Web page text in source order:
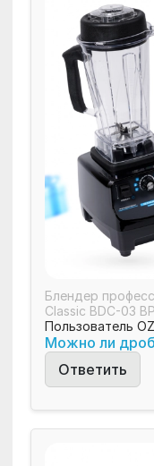
Блендер
Classic BDC-03
Пользователь
Можно ли
Ответить